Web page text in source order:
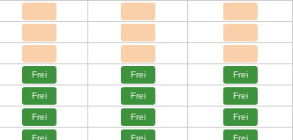
Frei Frei Frei
Frei Frei Frei
Frei Frei Frei
Frei Frei Frei